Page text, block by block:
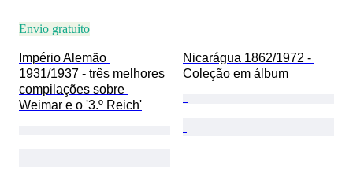
Envio gratuito
Império Alemão
1931/1937 - três melhores
compilações sobre
Weimar e o '3.º Reich'
Nicarágua 1862/1972 -
Coleção em álbum